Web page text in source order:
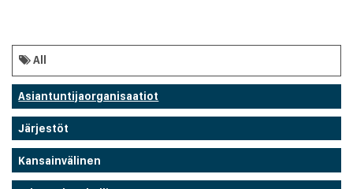
All
Asiantuntijaorganisaatiot
Järjestöt
Kansainvälinen